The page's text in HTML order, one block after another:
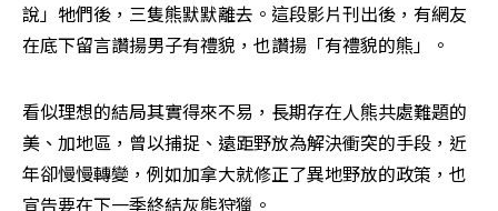
說」牠們後，三隻熊默默離去。這段影片刊出後，有網友
在底下留言讚揚男子有禮貌，也讚揚「有禮貌的熊」。
看似理想的結局其實得來不易，長期存在人熊共處難題的
美、加地區，曾以捕捉、遠距野放為解決衝突的手段，近
年卻慢慢轉變，例如加拿大就修正了異地野放的政策，也
宣告要在下一季終結灰熊狩獵。